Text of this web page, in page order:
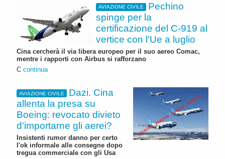
AVIAZIONE CIVILE
Pechino
spinge per la
certificazione del C-919 al
vertice con l'Ue a luglio
Cina cercherà il via libera europeo per il suo aereo Comac,
mentre i rapporti con Airbus si rafforzano
C continua
AVIAZIONE CIVILE
Dazi. Cina
allenta la presa su
Boeing: revocato divieto
d'importarne gli aerei?
Insistenti rumor danno per certo
l'ok informale alle consegne dopo
tregua commerciale con gli Usa